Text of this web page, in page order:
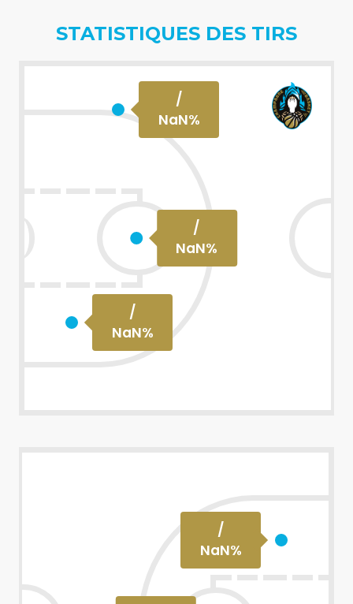
STATISTIQUES DES TIRS
/
NaN%
/
NaN%
/
NaN%
/
NaN%